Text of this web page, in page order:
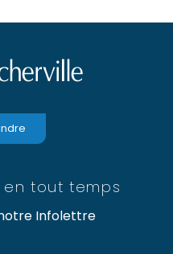
en tout temps
Infolettre